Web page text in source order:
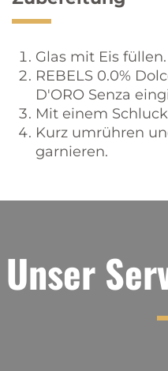
Glas mit Eis füllen.
REBELS 0.0%
D'ORO Senza
Mit einem
Kurz umrühren
garnieren.
Unser